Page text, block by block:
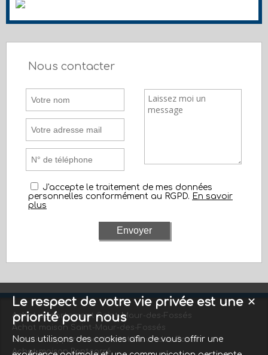
Nous contacter
J'accepte le traitement de mes données
personnelles conformément au RGPD. En savoir
plus
Achat appartement Saint-Maur-des-Fossés
Achat maison Saint-Maur-des-Fossés
Location appartement Saint-Maur-des-Fossés
Achat maison Pontcarré
✕
Le respect de votre vie privée est une
priorité pour nous
Nous utilisons des cookies afin de vous offrir une